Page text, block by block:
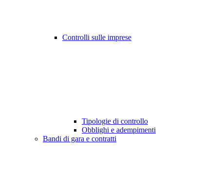
Controlli sulle imprese
Tipologie di controllo
Obblighi e adempimenti
Bandi di gara e contratti